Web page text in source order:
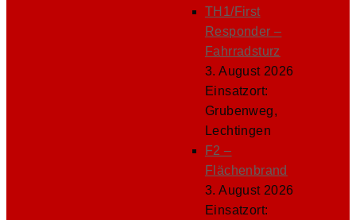
TH1/First
Responder –
Fahrradsturz
3. August 2026
Einsatzort:
Grubenweg,
Lechtingen
F2 –
Flächenbrand
3. August 2026
Einsatzort: